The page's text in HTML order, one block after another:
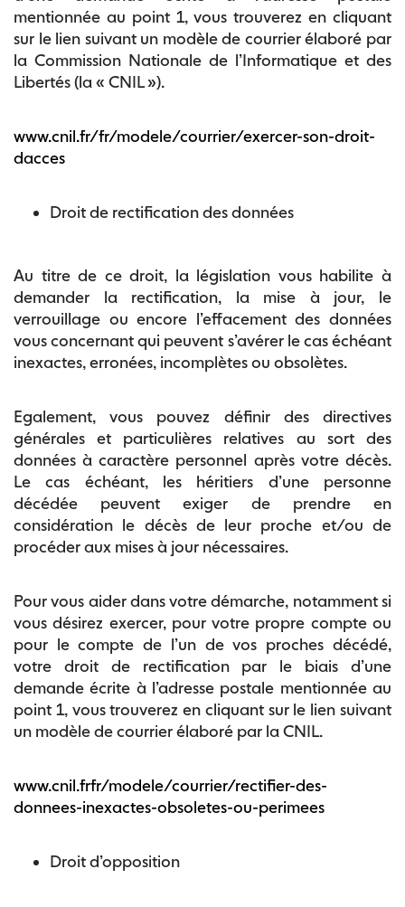
mentionnée au point 1, vous trouverez en cliquant
sur le lien suivant un modèle de courrier élaboré par
la Commission Nationale de l’Informatique et des
Libertés (la « CNIL »).
www.cnil.fr/fr/modele/courrier/exercer-son-droit-
dacces
Droit de rectification des données
Au titre de ce droit, la législation vous habilite à
demander la rectification, la mise à jour, le
verrouillage ou encore l’effacement des données
vous concernant qui peuvent s’avérer le cas échéant
inexactes, erronées, incomplètes ou obsolètes.
Egalement, vous pouvez définir des directives
générales et particulières relatives au sort des
données à caractère personnel après votre décès.
Le cas échéant, les héritiers d’une personne
décédée peuvent exiger de prendre en
considération le décès de leur proche et/ou de
procéder aux mises à jour nécessaires.
Pour vous aider dans votre démarche, notamment si
vous désirez exercer, pour votre propre compte ou
pour le compte de l’un de vos proches décédé,
votre droit de rectification par le biais d’une
demande écrite à l’adresse postale mentionnée au
point 1, vous trouverez en cliquant sur le lien suivant
un modèle de courrier élaboré par la CNIL.
www.cnil.frfr/modele/courrier/rectifier-des-
donnees-inexactes-obsoletes-ou-perimees
Droit d’opposition